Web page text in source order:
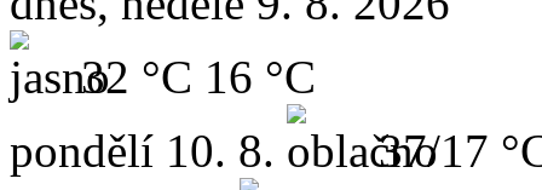
32 °C 16 °C
pondělí 10. 8.
37/17